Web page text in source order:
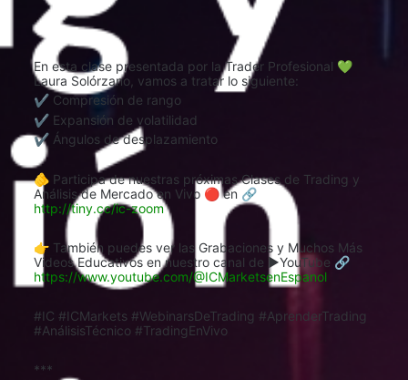
En esta clase presentada por la Trader Profesional 💚
Laura Solórzano, vamos a tratar lo siguiente:
✔ Compresión de rango
✔ Expansión de volatilidad
✔ Ángulos de desplazamiento
🫵 Participa de nuestras próximas Clases de Trading y
Análisis de Mercado en Vivo 🔴 en 🔗
http://tiny.cc/ic-zoom
👉 También puedes ver las Grabaciones y Muchos Más
Videos Educativos en nuestro canal de ▶️YouTube 🔗
https://www.youtube.com/@ICMarketsenEspanol
#IC #ICMarkets #WebinarsDeTrading #AprenderTrading
#AnálisisTécnico #TradingEnVivo
***